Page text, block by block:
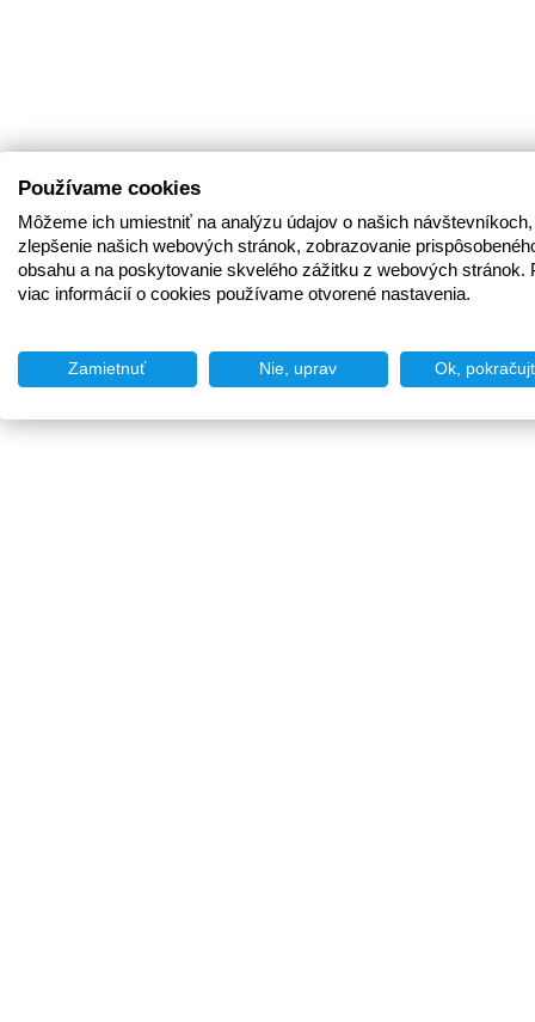
Používame cookies
Môžeme ich umiestniť na analýzu údajov o našich
zlepšenie našich webových stránok, zobrazovanie
obsahu a na poskytovanie skvelého zážitku z webových stránok.
viac informácií o cookies používame otvorené nastavenia.
Zamietnuť Nie, uprav Ok,